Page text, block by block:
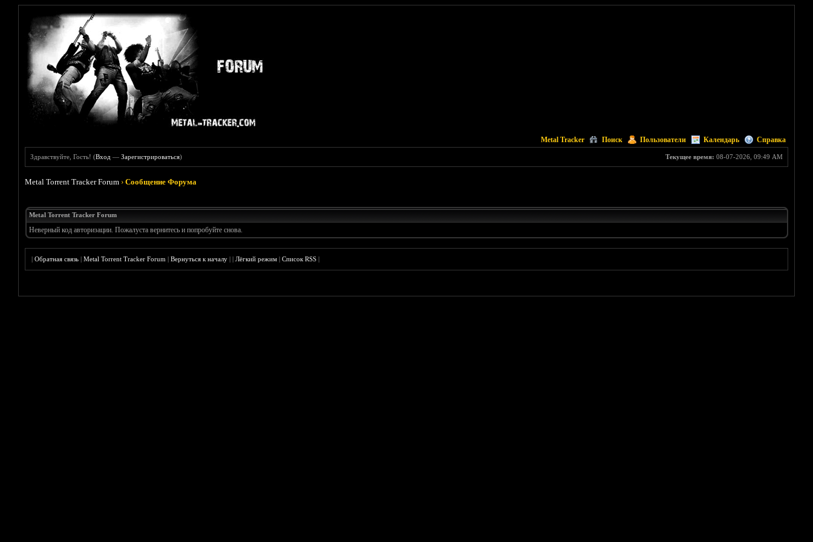
Metal Tracker Поиск Пользователи Календарь Справка
Текущее время: 08-07-2026, 09:49 AM
Здравствуйте, Гость! (Вход —Зарегистрироваться)
Metal Torrent Tracker Forum ›Сообщение Форума
Metal Torrent Tracker Forum
Неверный код авторизации. Пожалуста вернитесь и попробуйте снова.
|Обратная связь |Metal Torrent Tracker Forum |Вернуться к началу ||Лёгкий режим |Список RSS |